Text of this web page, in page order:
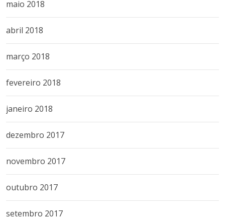
maio 2018
abril 2018
março 2018
fevereiro 2018
janeiro 2018
dezembro 2017
novembro 2017
outubro 2017
setembro 2017